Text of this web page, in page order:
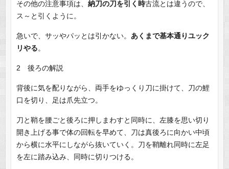
その他の注意事項は、 納刀の刀を引く時古流とは違うので、
ス～と引くように。
急いで、サッやパッとは引かない。 あくまで基本通りユック
リやる。
2 後ろの解説
背後に気を配りながら、両手をゆっくり刀に掛けて、刀の鯉
口を切り、足は爪先立つ。
刀と鞘を腰ごと後ろに押しまわすと同時に、左膝を思い切り
開き上げる事で体の回転を早めて、刀は真後ろに向かい中頃
から横に水平にしながら抜いていく。刀を鞘離れ同時に左足
を左に踏み込み、同時に切りつける。